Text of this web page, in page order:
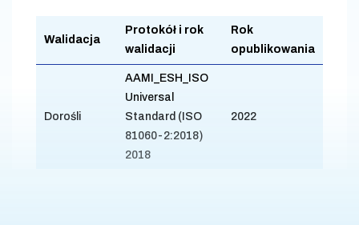
Walidacja
Protokół i rok
walidacji
Rok
opublikowania
Dorośli
AAMI_ESH_ISO
Universal
Standard (ISO
81060-2:2018)
2018
2022